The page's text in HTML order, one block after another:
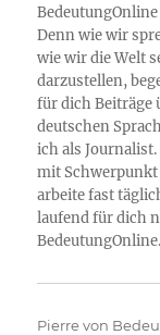
Denn wie wir
wie wir die Welt
darzustellen,
für dich Beiträge
deutschen
ich als
mit Schwerpunkt
arbeite fast
laufend für dich
Autor
Pierre von